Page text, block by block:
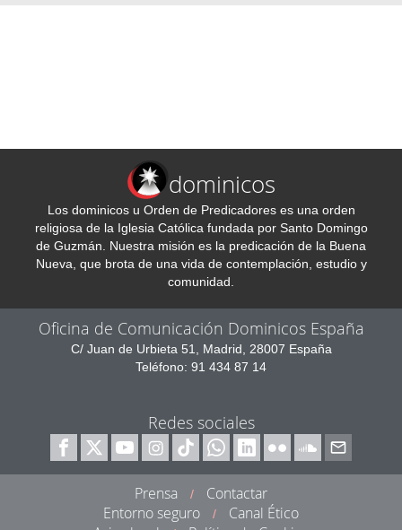
dominicos
Los dominicos u Orden de Predicadores es una orden
religiosa de la Iglesia Católica fundada por Santo Domingo
de Guzmán. Nuestra misión es la predicación de la Buena
Nueva, que brota de una vida de contemplación, estudio y
comunidad.
Oficina de Comunicación Dominicos España
C/ Juan de Urbieta 51, Madrid, 28007 España
Teléfono: 91 434 87 14
Redes sociales
Prensa /
Contactar
Entorno seguro
/
Canal Ético